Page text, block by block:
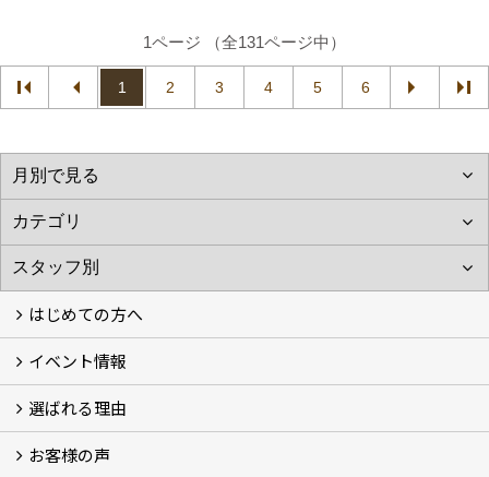
1ページ （全131ページ中）
1 2 3 4 5 6
はじめての方へ
フォトギャラリー
性能について
自然素材のお家
オーナー様のおうち訪問
イベント情報
イベント情報
選ばれる理由
5つのやさしさ宣言
3つのプロ宣言
お家づくりスケジュール
お客様の声